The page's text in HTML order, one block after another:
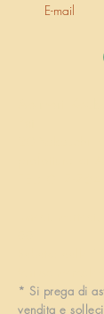
E-mail
* Si prega di
vendita e